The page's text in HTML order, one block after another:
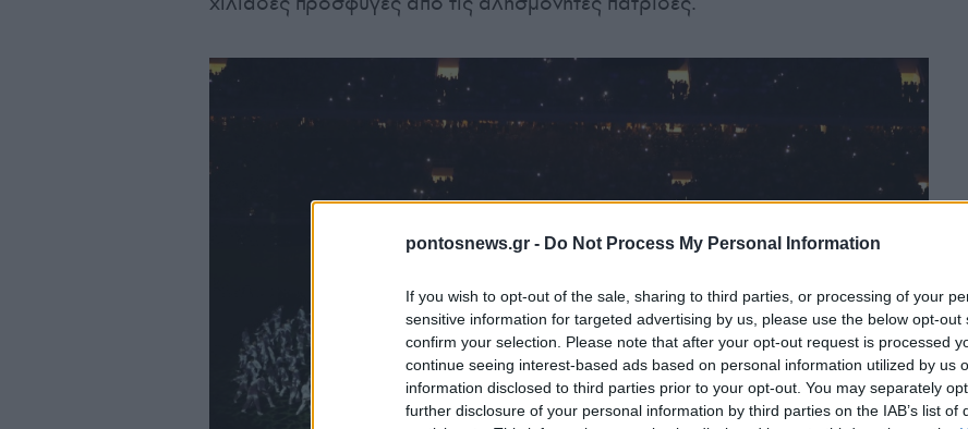
pontosnews.gr - Do Not Process My Personal Information
If you wish to opt-out of the sale, sharing to third parties, or processing of your
sensitive information for targeted advertising by us, please use the below opt-out
confirm your selection. Please note that after your opt-out request is processed
continue seeing interest-based ads based on personal information utilized by us
information disclosed to third parties prior to your opt-out. You may separately
further disclosure of your personal information by third parties on the IAB’s list of